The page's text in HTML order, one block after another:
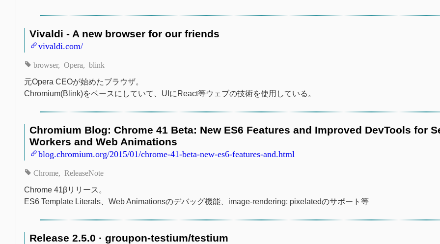
Vivaldi - A new browser for our friends
vivaldi.com/
browser Opera blink
元Opera CEOが始めたブラウザ。
Chromium(Blink)をベースにしていて、UIにReact等ウェブの技術を使用している。
Chromium Blog: Chrome 41 Beta: New ES6 Features and Improved DevTools for
Workers and Web Animations
blog.chromium.org/2015/01/chrome-41-beta-new-es6-features-and.html
Chrome ReleaseNote
Chrome 41βリリース。
ES6 Template Literals、Web Animationsのデバッグ機能、image-rendering: pixelatedのサポート等
Release 2.5.0 · groupon-testium/testium